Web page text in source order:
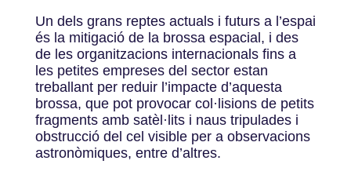
Un dels grans reptes actuals i futurs a l’espai
és la mitigació de la brossa espacial, i des
de les organitzacions internacionals fins a
les petites empreses del sector estan
treballant per reduir l’impacte d’aquesta
brossa, que pot provocar col·lisions de petits
fragments amb satèl·lits i naus tripulades i
obstrucció del cel visible per a observacions
astronòmiques, entre d’altres.